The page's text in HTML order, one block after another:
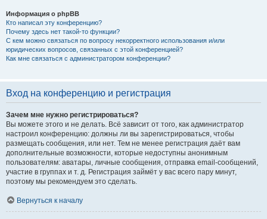
Информация о phpBB
Кто написал эту конференцию?
Почему здесь нет такой-то функции?
С кем можно связаться по вопросу некорректного использования и/или
юридических вопросов, связанных с этой конференцией?
Как мне связаться с администратором конференции?
Вход на конференцию и регистрация
Зачем мне нужно регистрироваться?
Вы можете этого и не делать. Всё зависит от того, как администратор
настроил конференцию: должны ли вы зарегистрироваться, чтобы
размещать сообщения, или нет. Тем не менее регистрация даёт вам
дополнительные возможности, которые недоступны анонимным
пользователям: аватары, личные сообщения, отправка email-сообщений,
участие в группах и т. д. Регистрация займёт у вас всего пару минут,
поэтому мы рекомендуем это сделать.
Вернуться к началу